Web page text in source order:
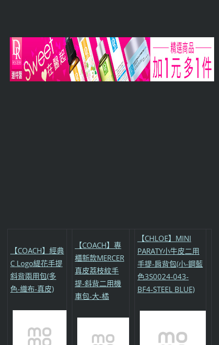
【COACH】經典
C Logo緹花手提
斜背兩用包(多
色-織布-真皮)
【COACH】專
櫃新款MERCER
真皮荔枝紋手
提-斜背二用機
車包-大-橘
【CHLOE】MINI
PARATY小牛皮二用
手提-肩背包(小-鋼藍
色3S0024-043-
BF4-STEEL BLUE)